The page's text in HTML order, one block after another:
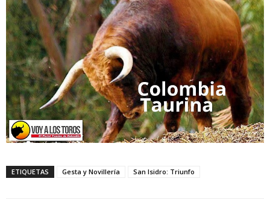
ETIQUETAS Gesta y Novillería San Isidro: Triunfo